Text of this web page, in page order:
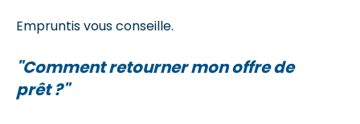
Empruntis vous conseille.
"Comment retourner mon offre de
prêt ?"